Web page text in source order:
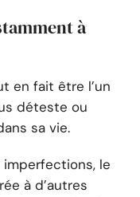
à
en fait être l’un
déteste ou
sa vie.
imperfections, le
à d’autres